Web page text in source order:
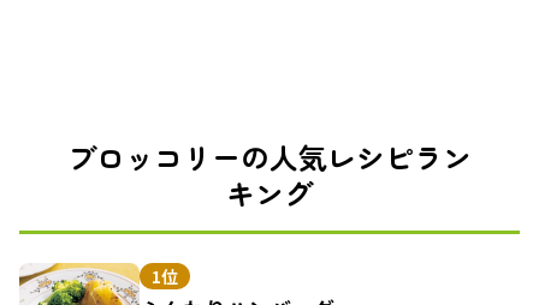
ブロッコリーの人気レシピラン
キング
1位